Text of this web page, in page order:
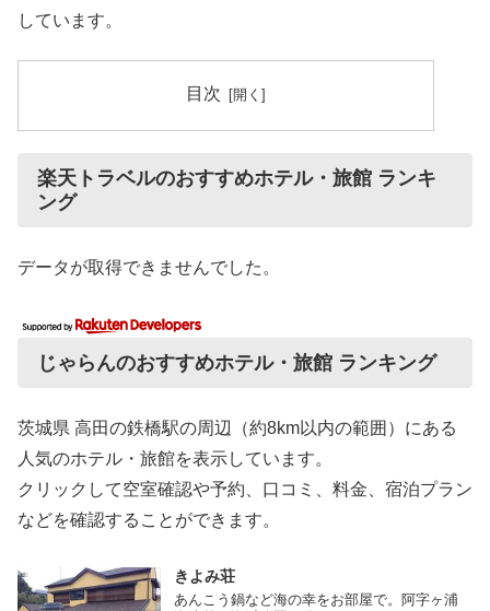
しています。
目次
楽天トラベルのおすすめホテル・旅館 ランキ
ング
データが取得できませんでした。
じゃらんのおすすめホテル・旅館 ランキング
茨城県 高田の鉄橋駅の周辺（約8km以内の範囲）にある
人気のホテル・旅館を表示しています。
クリックして空室確認や予約、口コミ、料金、宿泊プラン
などを確認することができます。
きよみ荘
あんこう鍋など海の幸をお部屋で。阿字ヶ浦